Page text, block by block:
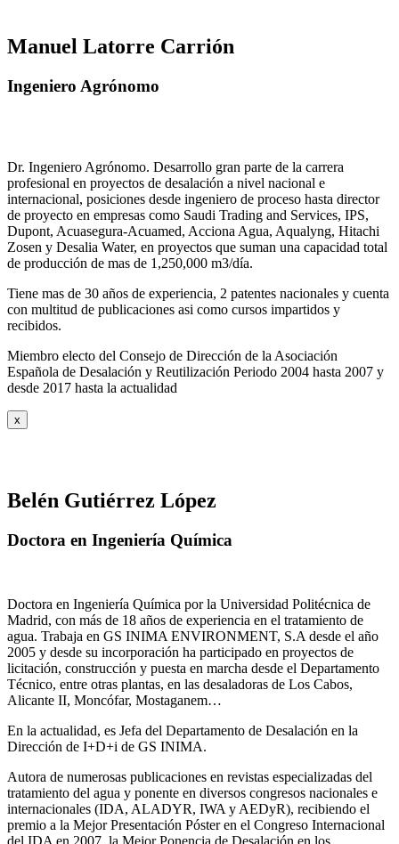
Manuel Latorre Carrión
Ingeniero Agrónomo
Dr. Ingeniero Agrónomo. Desarrollo gran parte de la carrera
profesional en proyectos de desalación a nivel nacional e
internacional, posiciones desde ingeniero de proceso hasta director
de proyecto en empresas como Saudi Trading and Services, IPS,
Dupont, Acuasegura-Acuamed, Acciona Agua, Aqualyng, Hitachi
Zosen y Desalia Water, en proyectos que suman una capacidad total
de producción de mas de 1,250,000 m3/día.
Tiene mas de 30 años de experiencia, 2 patentes nacionales y cuenta
con multitud de publicaciones asi como cursos impartidos y
recibidos.
Miembro electo del Consejo de Dirección de la Asociación
Española de Desalación y Reutilización Periodo 2004 hasta 2007 y
desde 2017 hasta la actualidad
x
Belén Gutiérrez López
Doctora en Ingeniería Química
Doctora en Ingeniería Química por la Universidad Politécnica de
Madrid, con más de 18 años de experiencia en el tratamiento de
agua. Trabaja en GS INIMA ENVIRONMENT, S.A desde el año
2005 y desde su incorporación ha participado en proyectos de
licitación, construcción y puesta en marcha desde el Departamento
Técnico, entre otras plantas, en las desaladoras de Los Cabos,
Alicante II, Moncófar, Mostaganem…
En la actualidad, es Jefa del Departamento de Desalación en la
Dirección de I+D+i de GS INIMA.
Autora de numerosas publicaciones en revistas especializadas del
tratamiento del agua y ponente en diversos congresos nacionales e
internacionales (IDA, ALADYR, IWA y AEDyR), recibiendo el
premio a la Mejor Presentación Póster en el Congreso Internacional